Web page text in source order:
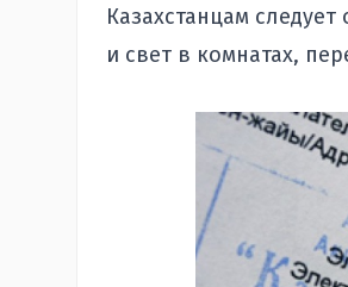
Казахстанцам
и свет в комнатах,